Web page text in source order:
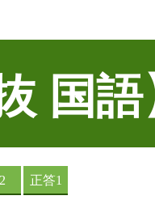
国語